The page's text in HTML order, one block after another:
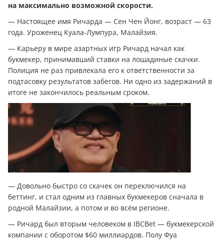
на максимально возможной скорости.
— Настоящее имя Ричарда — Сен Чен Йонг, возраст — 63
года. Уроженец Куала-Лумпура, Малайзия.
— Карьеру в мире азартных игр Ричард начал как
букмекер, принимавший ставки на лошадиные скачки.
Полиция не раз привлекала его к ответственности за
подтасовку результатов забегов. Ни одно из задержаний в
итоге не закончилось реальным сроком.
— Довольно быстро со скачек он переключился на
беттинг, и стал одним из главных букмекеров сначала в
родной Малайзии, а потом и во всём регионе.
— Ричард был вторым человеком в IBCBet — букмекерской
компании с оборотом $60 миллиардов. Полу Фуа